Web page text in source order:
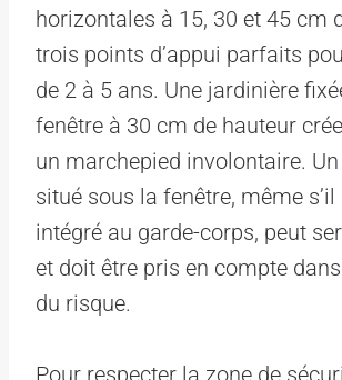
horizontales à 15, 30 et 45 cm
trois points d’appui parfaits
de 2 à 5 ans. Une jardinière
fenêtre à 30 cm de hauteur
un marchepied involontaire.
situé sous la fenêtre, même s’il
intégré au garde-corps, peut
et doit être pris en compte
du risque.
Pour respecter la zone de